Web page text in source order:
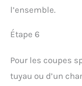
l’ensemble.
Étape 6
Pour les coupes
tuyau ou d’un